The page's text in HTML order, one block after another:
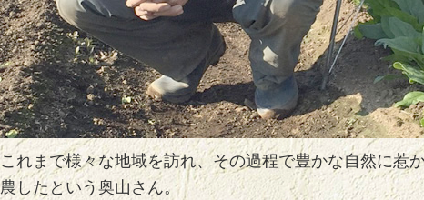
これまで様々な地域を訪れ、その過程で豊かな自然に惹
農したという奥山さん。